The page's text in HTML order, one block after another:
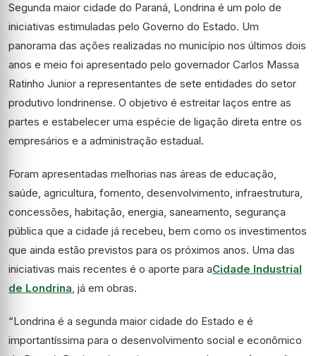
Segunda maior cidade do Paraná, Londrina é um polo de
iniciativas estimuladas pelo Governo do Estado. Um
panorama das ações realizadas no município nos últimos dois
anos e meio foi apresentado pelo governador Carlos Massa
Ratinho Junior a representantes de sete entidades do setor
produtivo londrinense. O objetivo é estreitar laços entre as
partes e estabelecer uma espécie de ligação direta entre os
empresários e a administração estadual.
Foram apresentadas melhorias nas áreas de educação,
saúde, agricultura, fomento, desenvolvimento, infraestrutura,
concessões, habitação, energia, saneamento, segurança
pública que a cidade já recebeu, bem como os investimentos
que ainda estão previstos para os próximos anos. Uma das
iniciativas mais recentes é o aporte para aCidade Industrial
de Londrina, já em obras.
“Londrina é a segunda maior cidade do Estado e é
importantíssima para o desenvolvimento social e econômico